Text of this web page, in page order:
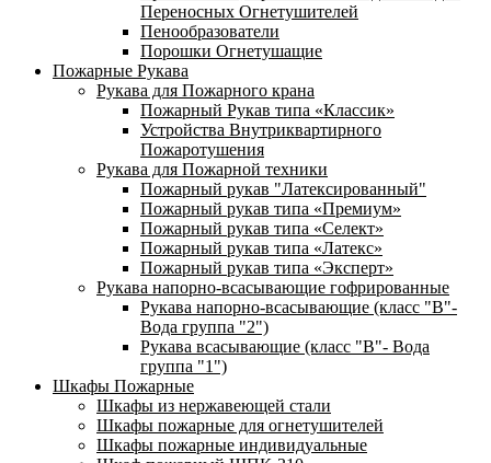
Переносных Огнетушителей
Пенообразователи
Порошки Огнетушащие
Пожарные Рукава
Рукава для Пожарного крана
Пожарный Рукав типа «Классик»
Устройства Внутриквартирного
Пожаротушения
Рукава для Пожарной техники
Пожарный рукав "Латексированный"
Пожарный рукав типа «Премиум»
Пожарный рукав типа «Селект»
Пожарный рукав типа «Латекс»
Пожарный рукав типа «Эксперт»
Рукава напорно-всасывающие гофрированные
Рукава напорно-всасывающие (класс "В"-
Вода группа "2")
Рукава всасывающие (класс "В"- Вода
группа "1")
Шкафы Пожарные
Шкафы из нержавеющей стали
Шкафы пожарные для огнетушителей
Шкафы пожарные индивидуальные